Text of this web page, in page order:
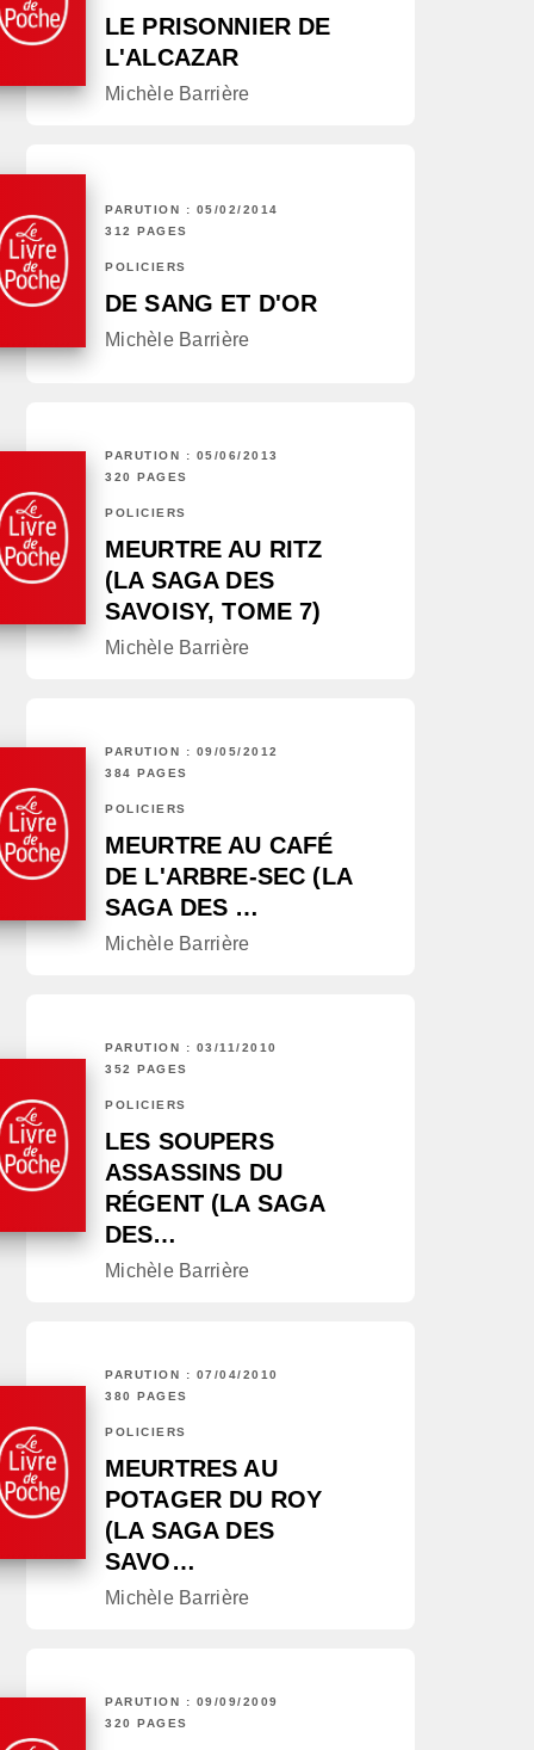
LE PRISONNIER DE
L'ALCAZAR
Michèle Barrière
PARUTION : 05/02/2014
312 PAGES
POLICIERS
DE SANG ET D'OR
Michèle Barrière
PARUTION : 05/06/2013
320 PAGES
POLICIERS
MEURTRE AU RITZ
(LA SAGA DES
SAVOISY, TOME 7)
Michèle Barrière
PARUTION : 09/05/2012
384 PAGES
POLICIERS
MEURTRE AU CAFÉ
DE L'ARBRE-SEC (LA
SAGA DES …
Michèle Barrière
PARUTION : 03/11/2010
352 PAGES
POLICIERS
LES SOUPERS
ASSASSINS DU
RÉGENT (LA SAGA
DES…
Michèle Barrière
PARUTION : 07/04/2010
380 PAGES
POLICIERS
MEURTRES AU
POTAGER DU ROY
(LA SAGA DES
SAVO…
Michèle Barrière
PARUTION : 09/09/2009
320 PAGES